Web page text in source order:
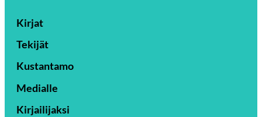
Kirjat
Tekijät
Kustantamo
Medialle
Kirjailijaksi